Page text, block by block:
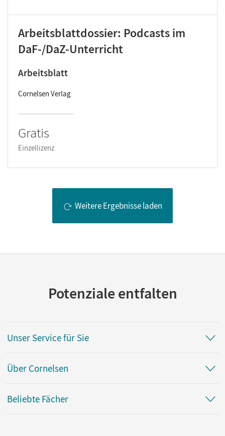
Arbeitsblattdossier: Podcasts im
DaF-/DaZ-Unterricht
Arbeitsblatt
Cornelsen Verlag
Gratis
Einzellizenz
Weitere Ergebnisse laden
Potenziale entfalten
Unser Service für Sie
Über Cornelsen
Beliebte Fächer